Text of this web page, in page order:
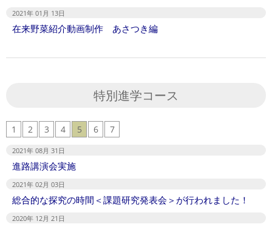
2021年 01月 13日
在来野菜紹介動画制作 あさつき編
特別進学コース
1 2 3 4 5 6 7
2021年 08月 31日
進路講演会実施
2021年 02月 03日
総合的な探究の時間＜課題研究発表会＞が行われました！
2020年 12月 21日